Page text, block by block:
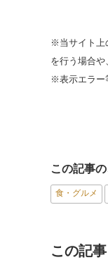
※当サイト上
を行う場合や
※表示エラー
この記事
食・グルメ
この記